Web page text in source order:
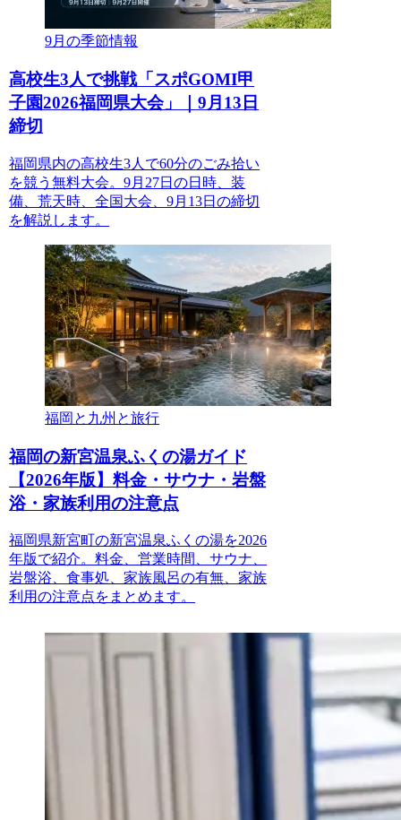
9月の季節情報
高校生3人で挑戦「スポGOMI甲
子園2026福岡県大会」｜9月13日
締切
福岡県内の高校生3人で60分のごみ拾い
を競う無料大会。9月27日の日時、装
備、荒天時、全国大会、9月13日の締切
を解説します。
福岡と九州と旅行
福岡の新宮温泉ふくの湯ガイド
【2026年版】料金・サウナ・岩盤
浴・家族利用の注意点
福岡県新宮町の新宮温泉ふくの湯を2026
年版で紹介。料金、営業時間、サウナ、
岩盤浴、食事処、家族風呂の有無、家族
利用の注意点をまとめます。